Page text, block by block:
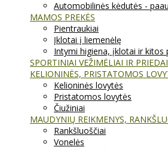
Automobilinės kėdutės -
MAMOS PREKĖS
Pientraukiai
Įklotai į liemenėlę
Intymi higiena, įklotai ir kitos
SPORTINIAI VEŽIMĖLIAI IR PRIEDAI
KELIONINĖS, PRISTATOMOS
Kelioninės lovytės
Pristatomos lovytės
Čiužiniai
MAUDYNIŲ REIKMENYS,
Rankšluoščiai
Vonelės